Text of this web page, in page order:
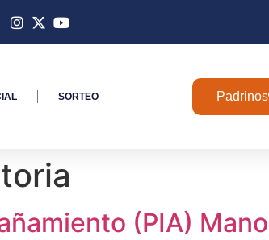
SORTEO Padrinos
(PIA) Mano